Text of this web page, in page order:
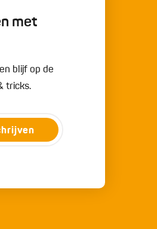
met
blijf op de
tricks.